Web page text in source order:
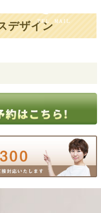
デザイン